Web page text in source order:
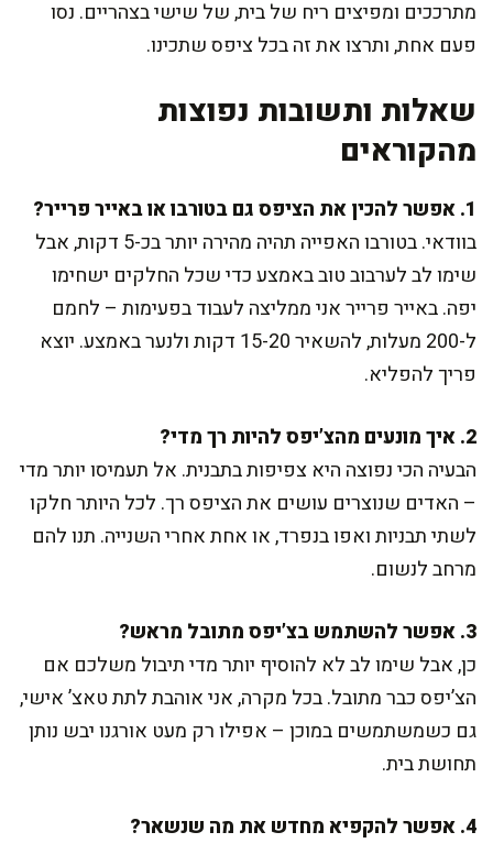
מתרככים ומפיצים ריח של בית, של שישי בצהריים. נסו
פעם אחת, ותרצו את זה בכל ציפס שתכינו.
שאלות ותשובות נפוצות
מהקוראים
1. אפשר להכין את הציפס גם בטורבו או באייר פרייר?
בוודאי. בטורבו האפייה תהיה מהירה יותר בכ-5 דקות, אבל
שימו לב לערבוב טוב באמצע כדי שכל החלקים ישחימו
יפה. באייר פרייר אני ממליצה לעבוד בפעימות – לחמם
ל-200 מעלות, להשאיר 15-20 דקות ולנער באמצע. יוצא
פריך להפליא.
2. איך מונעים מהצ’יפס להיות רך מדי?
הבעיה הכי נפוצה היא צפיפות בתבנית. אל תעמיסו יותר מדי
– האדים שנוצרים עושים את הציפס רך. לכל היותר חלקו
לשתי תבניות ואפו בנפרד, או אחת אחרי השנייה. תנו להם
מרחב לנשום.
3. אפשר להשתמש בצ’יפס מתובל מראש?
כן, אבל שימו לב לא להוסיף יותר מדי תיבול משלכם אם
הצ’יפס כבר מתובל. בכל מקרה, אני אוהבת לתת טאצ’ אישי,
גם כשמשתמשים במוכן – אפילו רק מעט אורגנו יבש נותן
תחושת בית.
4. אפשר להקפיא מחדש את מה שנשאר?